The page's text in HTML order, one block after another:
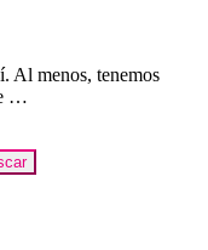
Al menos, tenemos
…